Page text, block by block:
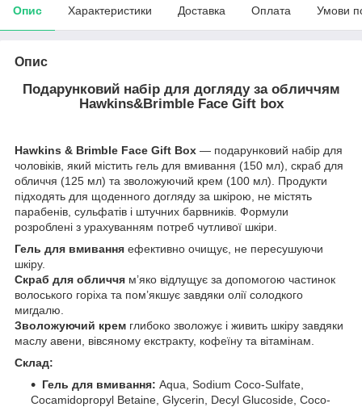
Опис Характеристики Доставка Оплата Умови
Опис
Подарунковий набір для догляду за обличчям
Hawkins&Brimble Face Gift box
Hawkins & Brimble Face Gift Box — подарунковий набір для
чоловіків, який містить гель для вмивання (150 мл), скраб для
обличчя (125 мл) та зволожуючий крем (100 мл). Продукти
підходять для щоденного догляду за шкірою, не містять
парабенів, сульфатів і штучних барвників. Формули
розроблені з урахуванням потреб чутливої шкіри.
Гель для вмивання ефективно очищує, не пересушуючи
шкіру.
Скраб для обличчя м’яко відлущує за допомогою частинок
волоського горіха та пом’якшує завдяки олії солодкого
мигдалю.
Зволожуючий крем глибоко зволожує і живить шкіру завдяки
маслу авени, вівсяному екстракту, кофеїну та вітамінам.
Склад:
Гель для вмивання: Aqua, Sodium Coco-Sulfate,
Cocamidopropyl Betaine, Glycerin, Decyl Glucoside, Coco-